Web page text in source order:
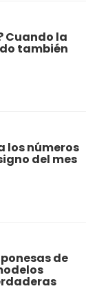
Cuando la
también
los números
del mes
de